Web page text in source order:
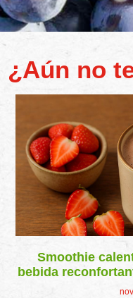
¿Aún no
Smoothie
bebida